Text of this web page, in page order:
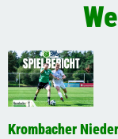
Krombacher